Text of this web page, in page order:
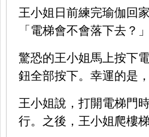
王小姐日前練完瑜伽回
「電梯會不會落下去？
驚恐的王小姐馬上按下
鈕全部按下。幸運的是
王小姐說，打開電梯門
行。之後，王小姐爬樓